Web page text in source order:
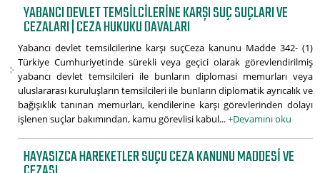
YABANCI DEVLET TEMSILCILERINE KARŞI SUÇ SUÇLARI VE
CEZALARI | CEZA HUKUKU DAVALARI
Yabancı devlet temsilcilerine karşı suçCeza kanunu Madde 342- (1)
Türkiye Cumhuriyetinde sürekli veya geçici olarak görevlendirilmiş
yabancı devlet temsilcileri ile bunların diplomasi memurları veya
uluslararası kuruluşların temsilcileri ile bunların diplomatik ayrıcalık ve
bağışıklık tanınan memurları, kendilerine karşı görevlerinden dolayı
işlenen suçlar bakımından, kamu görevlisi kabul...+Devamını oku
HAYASIZCA HAREKETLER SUÇU CEZA KANUNU MADDESI VE